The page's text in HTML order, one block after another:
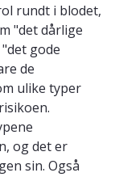
rundt i blodet,
"det dårlige
gode
de
ulike typer
og det er
sin. Også